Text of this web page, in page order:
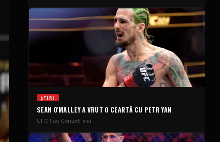
ȘTIRI
SEAN O'MALLEY A VRUT O CEARTĂ CU PETR YAN
UFC Fan Center5 mai